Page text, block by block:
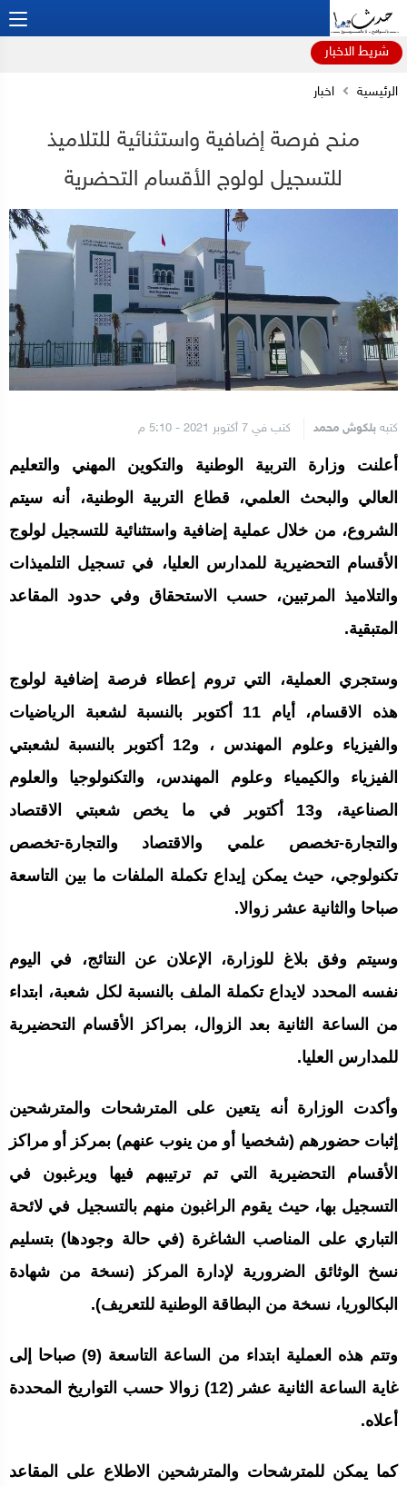
شريط الاخبار
الرئيسية اخبار
منح فرصة إضافية واستثنائية للتلاميذ
للتسجيل لولوج الأقسام التحضرية
كتبه بلكوش محمد كتب في 7 أكتوبر 2021 - 5:10 م
أعلنت وزارة التربية الوطنية والتكوين المهني والتعليم
العالي والبحث العلمي، قطاع التربية الوطنية، أنه سيتم
الشروع، من خلال عملية إضافية واستثنائية للتسجيل لولوج
الأقسام التحضيرية للمدارس العليا، في تسجيل التلميذات
والتلاميذ المرتبين، حسب الاستحقاق وفي حدود المقاعد
المتبقية.
وستجري العملية، التي تروم إعطاء فرصة إضافية لولوج
هذه الاقسام، أيام 11 أكتوبر بالنسبة لشعبة الرياضيات
والفيزياء وعلوم المهندس ، و12 أكتوبر بالنسبة لشعبتي
الفيزياء والكيمياء وعلوم المهندس، والتكنولوجيا والعلوم
الصناعية، و13 أكتوبر في ما يخص شعبتي الاقتصاد
والتجارة-تخصص علمي والاقتصاد والتجارة-تخصص
تكنولوجي، حيث يمكن إيداع تكملة الملفات ما بين التاسعة
صباحا والثانية عشر زوالا.
وسيتم وفق بلاغ للوزارة، الإعلان عن النتائج، في اليوم
نفسه المحدد لايداع تكملة الملف بالنسبة لكل شعبة، ابتداء
من الساعة الثانية بعد الزوال، بمراكز الأقسام التحضيرية
للمدارس العليا.
وأكدت الوزارة أنه يتعين على المترشحات والمترشحين
إثبات حضورهم (شخصيا أو من ينوب عنهم) بمركز أو مراكز
الأقسام التحضيرية التي تم ترتيبهم فيها ويرغبون في
التسجيل بها، حيث يقوم الراغبون منهم بالتسجيل في لائحة
التباري على المناصب الشاغرة (في حالة وجودها) بتسليم
نسخ الوثائق الضرورية لإدارة المركز (نسخة من شهادة
البكالوريا، نسخة من البطاقة الوطنية للتعريف).
وتتم هذه العملية ابتداء من الساعة التاسعة (9) صباحا إلى
غاية الساعة الثانية عشر (12) زوالا حسب التواريخ المحددة
أعلاه.
كما يمكن للمترشحات والمترشحين الاطلاع على المقاعد